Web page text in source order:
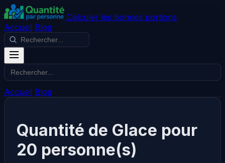
Calculer les bonnes portions
Accueil Blog
Accueil Blog
Quantité de Glace pour
20 personne(s)